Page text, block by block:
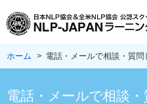
ホーム > 電話・メールで相談・質問
電話・メールで相談